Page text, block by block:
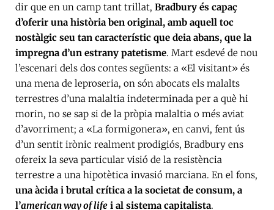
dir que en un camp tant trillat, Bradbury és capaç
d’oferir una història ben original, amb aquell toc
nostàlgic seu tan característic que deia abans, que la
impregna d’un estrany patetisme. Mart esdevé de nou
l’escenari dels dos contes següents: a «El visitant» és
una mena de leproseria, on són abocats els malalts
terrestres d’una malaltia indeterminada per a què hi
morin, no se sap si de la pròpia malaltia o més aviat
d’avorriment; a «La formigonera», en canvi, fent ús
d’un sentit irònic realment prodigiós, Bradbury ens
ofereix la seva particular visió de la resistència
terrestre a una hipotètica invasió marciana. En el fons,
una àcida i brutal crítica a la societat de consum, a
l’american way of life i al sistema capitalista.